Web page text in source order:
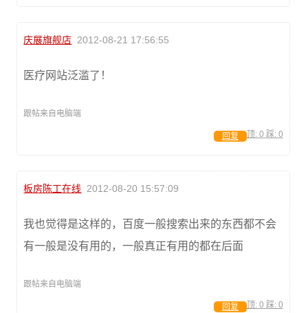
庆展旗舰店 2012-08-21 17:56:55
医疗网站泛滥了！
跟帖来自电脑端
顶: 0 踩: 0
回复
板房陈工在线 2012-08-20 15:57:09
我也觉得是这样的，百度一般搜索出来的东西都不会
有一般是没有用的，一般真正有用的都在后面
跟帖来自电脑端
顶: 0 踩: 0
回复